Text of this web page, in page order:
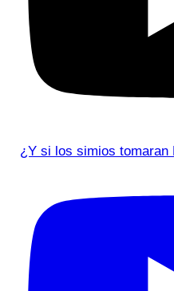
¿Y si los simios tomaran